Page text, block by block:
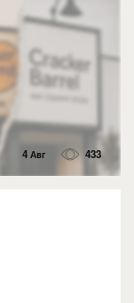
4 Авг 433